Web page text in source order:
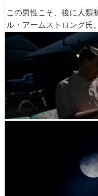
この男性こそ、後に人類
ル・アームストロング